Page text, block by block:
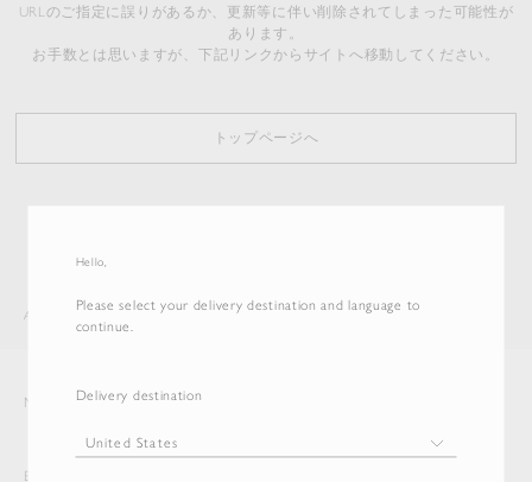
Hello,
Please select your delivery destination and language to
continue.
Delivery destination
URLのご指定に誤りがあるか、更新等に伴い削除されてしまった可能性が
あります。
お手数とは思いますが、下記リンクからサイトへ移動してください。
トップページへ
AURALEE ITEM
Newsletter